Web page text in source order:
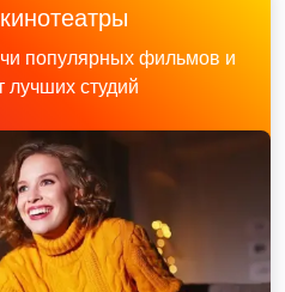
популярных фильмов и
лучших студий